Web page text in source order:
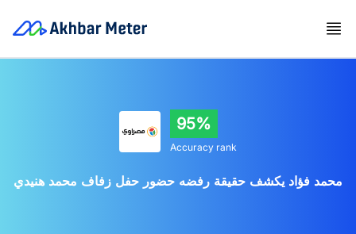
95%
Accuracy rank
محمد فؤاد يكشف حقيقة رفضه حضور حفل زفاف محمد هنيدي